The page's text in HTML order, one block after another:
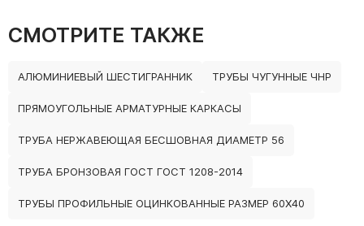
СМОТРИТЕ ТАКЖЕ
АЛЮМИНИЕВЫЙ ШЕСТИГРАННИК ТРУБЫ ЧУГУННЫЕ ЧНР
ПРЯМОУГОЛЬНЫЕ АРМАТУРНЫЕ КАРКАСЫ
ТРУБА НЕРЖАВЕЮЩАЯ БЕСШОВНАЯ ДИАМЕТР 56
ТРУБА БРОНЗОВАЯ ГОСТ ГОСТ 1208-2014
ТРУБЫ ПРОФИЛЬНЫЕ ОЦИНКОВАННЫЕ РАЗМЕР 60Х40